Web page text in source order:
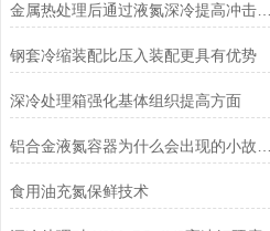
金属热处理后通过液氮深冷提高冲击韧性
钢套冷缩装配比压入装配更具有优势
深冷处理箱强化基体组织提高方面
食用油充氮保鲜技术